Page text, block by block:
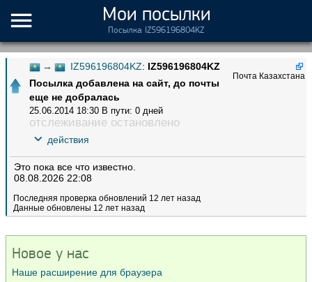
Мои посылки
Посылка IZ596196804KZ
Почта Казахстана
→ IZ596196804KZ: IZ596196804KZ
Посылка добавлена на сайт, до почты
еще не добралась
25.06.2014 18:30 В пути: 0 дней
отслеживание остановлено
действия
Это пока все что известно.
08.08.2026 22:08
Последняя проверка обновлений 12 лет назад
Данные обновлены 12 лет назад
Новое у нас
Наше расширение для браузера